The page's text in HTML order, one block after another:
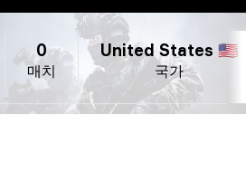
매치
0
국가
United States 🇺🇸